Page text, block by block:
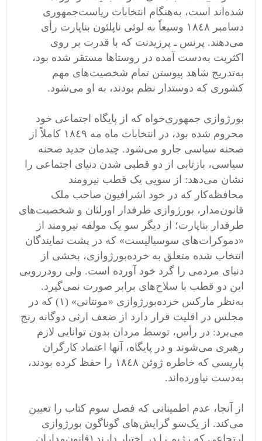
شده‌اند است، به‌هنگام انتخابات ریاست‌جمهوری
دسامبر ١٨٤٨ وسیعاً به لوئی ناپلئون بناپارت رأی
می‌دهند. پرنس ـ پرزیدنت که با قدرت بر روی
اکثریت به‌دست آمده در روستاها مستقر شده بود،
به‌تدریج شاهد پیوستن تمام شخصیت‌های مهم
کشوری که دوستدار نظم بودند، به او می‌شود. ‬
بورژوازی جمهوری‌خواه که از پایگاه اجتماعی خود
محروم شده بود، در انتخابات ماه مه ١٨٤٩ کاملاً از
صحنه سیاسی جارو می‌شود. چیدمان جدید صحنه
سیاسی، بازتابی از دو قطبی شدن دنیای اجتماعی را
نشان می‌دهد: از سویی یک قطب نیرومند
محافظه‌کار که در خود اشرافیون صاحب ملک
قانون‌مدار، بورژوازی طرفدار اورلئان‬ و شخصیت‌های
طرفدار بناپارت؛ از دیگر سو یک مولفه نیرومند از
«دموکرات‌های سوسیالیست» که در پشت نمایندگان
انتخاب شده متعلق به خرده‌بورژوازی، بخشی از
دنیای مردمی ‌را گرد خود آورده است. ولی رو‌در‌رویی
این دو قطب با سلاح‌های برابر صورت نمی‌گیرد.
به‌نظر مارکس خرده‌بورژوازی «مونتانی»‌ (١) که در
مجلس در اقلیت قرار دارد از ضعف ارثی دوگانه رنج
می‌برد: در رأس، توسط مردان بدون توانایی لازم
رهبری می‌شوند و در پایگاه، آنها اعتماد کارگران
پاریسی که خاطره ژوئن ١٨٤٨ را حفظ کرده بودند،
به‌دست نیاورده‌اند. ‬
از آنجا، عدم اطمینانی که فصل سوم کتاب را تعیین
می‌کند. از یک‌سو گرایش‌های گوناگون بورژوازی
ارتجاعی که رژیم را در اختیار دارند (قانون‌مداران